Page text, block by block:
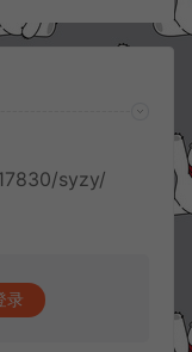
syzy/
录